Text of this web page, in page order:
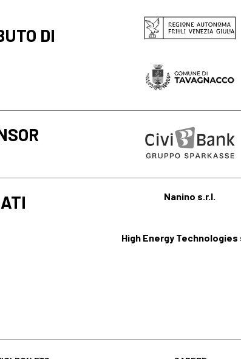
DI
Nanino s.r.l.
High Energy Technologies